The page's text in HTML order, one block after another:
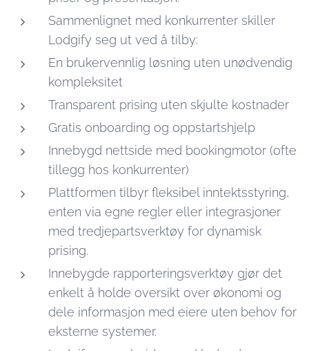
Sammenlignet med konkurrenter skiller
Lodgify seg ut ved å tilby:
En brukervennlig løsning uten unødvendig
kompleksitet
Transparent prising uten skjulte kostnader
Gratis onboarding og oppstartshjelp
Innebygd nettside med bookingmotor (ofte
tillegg hos konkurrenter)
Plattformen tilbyr fleksibel inntektsstyring,
enten via egne regler eller integrasjoner
med tredjepartsverktøy for dynamisk
prising.
Innebygde rapporteringsverktøy gjør det
enkelt å holde oversikt over økonomi og
dele informasjon med eiere uten behov for
eksterne systemer.